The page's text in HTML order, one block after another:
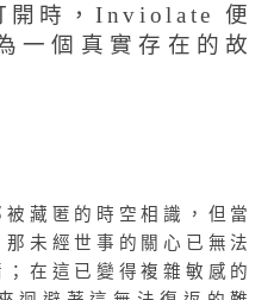
開時，Inviolate 便
一個真實存在的故
藏匿的時空相識，但當
未經世事的關心已無法
在這已變得複雜敏感的